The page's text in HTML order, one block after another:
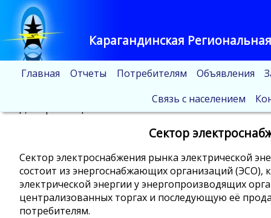
Карагандинская
Главная Отчеты Потребителям Объявления
Связь с населением
Дата размещения: 31.03.2023г.
Сектор
Сектор электроснабжения рынка электрической
состоит из энергоснабжающих организаций (ЭСО),
электрической энергии у энергопроизводящих
централизованных торгах и последующую её
потребителям.